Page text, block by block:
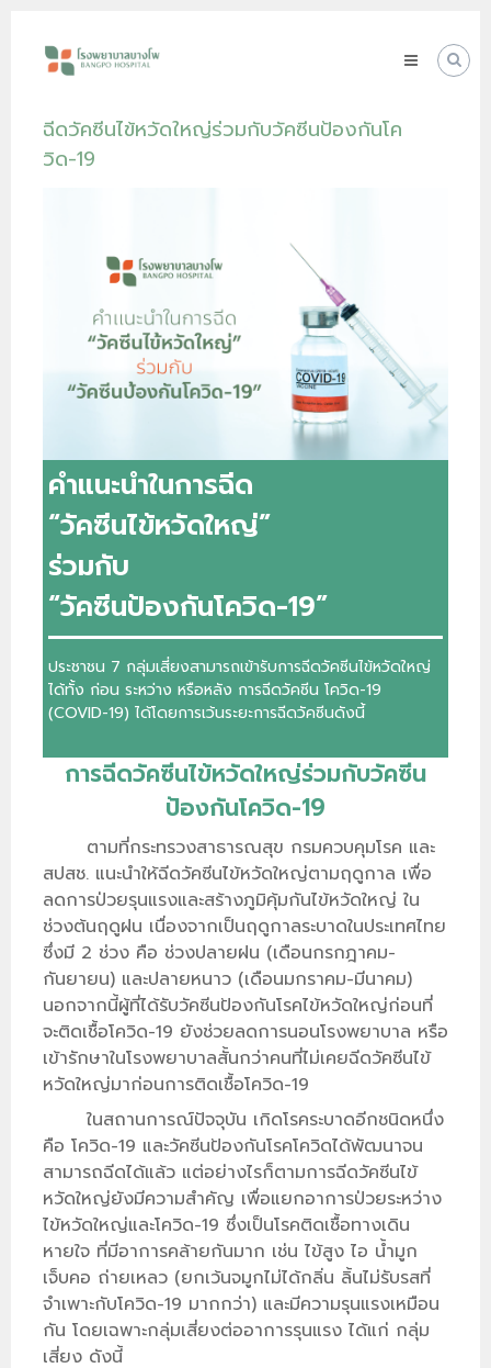
contentพยาบาล
choice
for
Good
ฉีดวัคซีนไข้หวัดใหญ่ร่วมกับวัคซีนป้องกันโค
วิด-19
คำแนะนำในการฉีด
“วัคซีนไข้หวัดใหญ่”
ร่วมกับ
“วัคซีนป้องกันโควิด-19”
ประชาชน 7 กลุ่มเสี่ยงสามารถเข้ารับการฉีดวัคซีนไข้หวัดใหญ่
ได้ทั้ง ก่อน ระหว่าง หรือหลัง การฉีดวัคซีน โควิด-19
(COVID-19) ได้โดยการเว้นระยะการฉีดวัคซีนดังนี้
การฉีดวัคซีนไข้หวัดใหญ่ร่วมกับวัคซีน
ป้องกันโควิด-19
ตามที่กระทรวงสาธารณสุข กรมควบคุมโรค และ
สปสช. แนะนำให้ฉีดวัคซีนไข้หวัดใหญ่ตามฤดูกาล เพื่อ
ลดการป่วยรุนแรงและสร้างภูมิคุ้มกันไข้หวัดใหญ่ ใน
ช่วงต้นฤดูฝน เนื่องจากเป็นฤดูกาลระบาดในประเทศไทย
ซึ่งมี 2 ช่วง คือ ช่วงปลายฝน (เดือนกรกฎาคม-
กันยายน) และปลายหนาว (เดือนมกราคม-มีนาคม)
นอกจากนี้ผู้ที่ได้รับวัคซีนป้องกันโรคไข้หวัดใหญ่ก่อนที่
จะติดเชื้อโควิด-19 ยังช่วยลดการนอนโรงพยาบาล หรือ
เข้ารักษาในโรงพยาบาลสั้นกว่าคนที่ไม่เคยฉีดวัคซีนไข้
หวัดใหญ่มาก่อนการติดเชื้อโควิด-19
ในสถานการณ์ปัจจุบัน เกิดโรคระบาดอีกชนิดหนึ่ง
คือ โควิด-19 และวัคซีนป้องกันโรคโควิดได้พัฒนาจน
สามารถฉีดได้แล้ว แต่อย่างไรก็ตามการฉีดวัคซีนไข้
หวัดใหญ่ยังมีความสำคัญ เพื่อแยกอาการป่วยระหว่าง
ไข้หวัดใหญ่และโควิด-19 ซึ่งเป็นโรคติดเชื้อทางเดิน
หายใจ ที่มีอาการคล้ายกันมาก เช่น ไข้สูง ไอ น้ำมูก
เจ็บคอ ถ่ายเหลว (ยกเว้นจมูกไม่ได้กลิ่น ลิ้นไม่รับรสที่
จำเพาะกับโควิด-19 มากกว่า) และมีความรุนแรงเหมือน
กัน โดยเฉพาะกลุ่มเสี่ยงต่ออาการรุนแรง ได้แก่ กลุ่ม
เสี่ยง ดังนี้